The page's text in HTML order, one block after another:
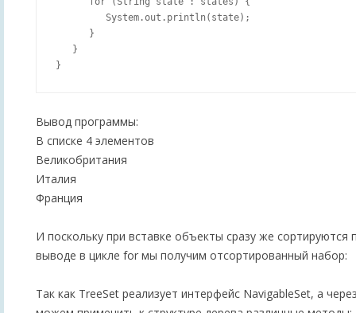
         System.out.println(state);
      }
   }
Вывод программы:
В списке 4 элементов
Великобритания
Италия
Франция
И поскольку при вставке объекты сразу же сортируются
выводе в цикле for мы получим отсортированный набор:
Так как TreeSet реализует интерфейс NavigableSet, а